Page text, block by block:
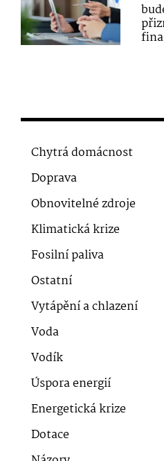
Chytrá domácnost
Doprava
Obnovitelné zdroje
Klimatická krize
Fosilní paliva
Ostatní
Vytápění a chlazení
Voda
Vodík
Úspora energií
Energetická krize
Dotace